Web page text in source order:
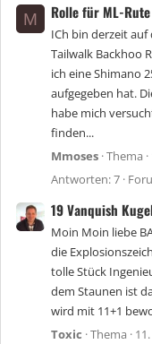
M Rolle für ML-Rute
ICh bin derzeit auf
Tailwalk Backhoo
ich eine Shimano
aufgegeben hat.
habe mich
finden...
Mmoses Thema
Antworten: 7
19 Vanquish
Moin Moin liebe
die
tolle Stück
dem Staunen ist
wird mit 11+1
Toxic Thema